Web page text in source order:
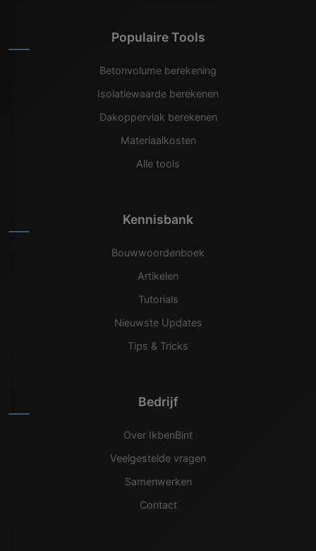
Populaire Tools
Betonvolume berekening
Isolatiewaarde berekenen
Dakoppervlak berekenen
Materiaalkosten
Alle tools
Kennisbank
Bouwwoordenboek
Artikelen
Tutorials
Nieuwste Updates
Tips & Tricks
Bedrijf
Over IkbenBint
Veelgestelde vragen
Samenwerken
Contact